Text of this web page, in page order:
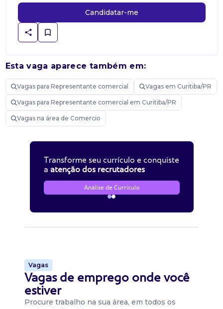
Candidatar-me
Esta vaga aparece também em:
Vagas para Representante comercial Vagas em Curitiba/PR
Vagas para Representante comercial em Curitiba/PR
Vagas na área de Comercio
Transforme seu currículo e conquiste
a atenção dos recrutadores
Análise de Currículo
Vagas
Vagas de emprego onde você
estiver
Procure trabalho na sua área, em todos os